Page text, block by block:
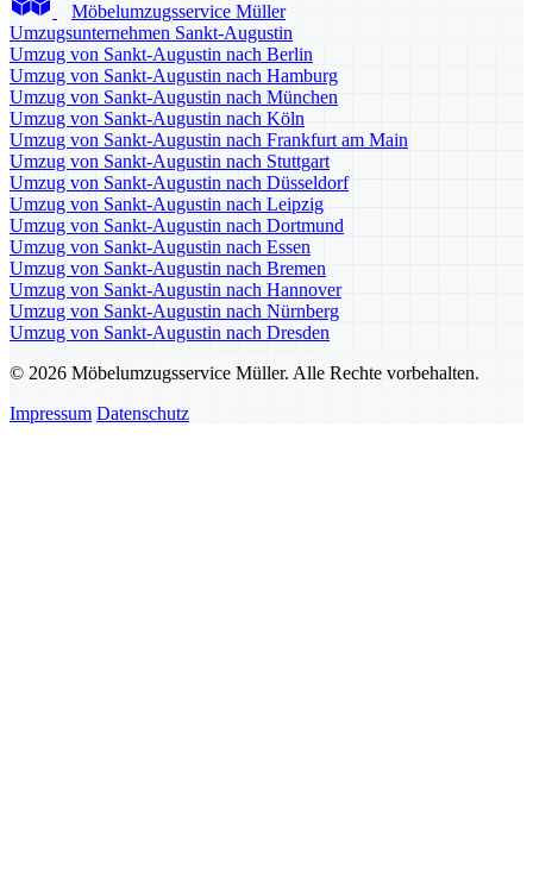
Möbelumzugsservice Müller
Umzugsunternehmen Sankt-Augustin
Umzug von Sankt-Augustin nach Berlin
Umzug von Sankt-Augustin nach Hamburg
Umzug von Sankt-Augustin nach München
Umzug von Sankt-Augustin nach Köln
Umzug von Sankt-Augustin nach Frankfurt am Main
Umzug von Sankt-Augustin nach Stuttgart
Umzug von Sankt-Augustin nach Düsseldorf
Umzug von Sankt-Augustin nach Leipzig
Umzug von Sankt-Augustin nach Dortmund
Umzug von Sankt-Augustin nach Essen
Umzug von Sankt-Augustin nach Bremen
Umzug von Sankt-Augustin nach Hannover
Umzug von Sankt-Augustin nach Nürnberg
Umzug von Sankt-Augustin nach Dresden
© 2026 Möbelumzugsservice Müller. Alle Rechte vorbehalten.
Impressum Datenschutz